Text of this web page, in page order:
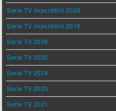
Serie TV imperdibili 2020
Serie TV imperdibili 2019
Serie TV 2026
Serie TV 2025
Serie TV 2024
Serie TV 2023
Serie TV 2021